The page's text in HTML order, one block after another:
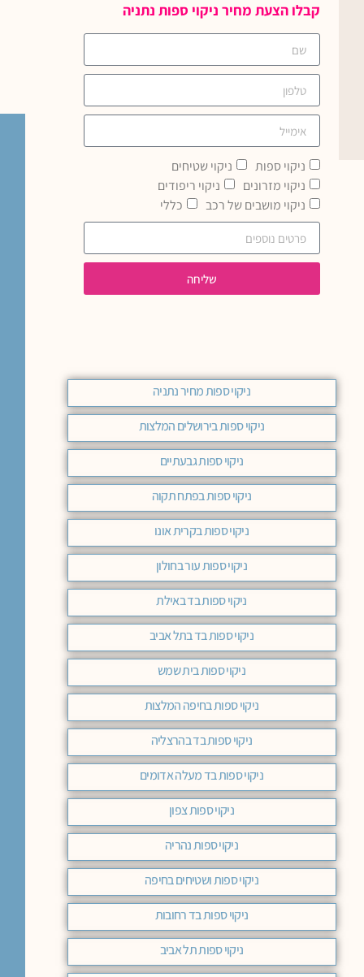
קבלו הצעת מחיר ניקוי ספות נתניה
ניקוי ספות
ניקוי שטיחים
ניקוי מזרונים
ניקוי ריפודים
ניקוי מושבים של רכב
כללי
שליחה
ניקוי ספות מחיר נתניה
ניקוי ספות בירושלים המלצות
ניקוי ספות גבעתיים
ניקוי ספות בפתח תקוה
ניקוי ספות בקרית אונו
ניקוי ספות עור בחולון
ניקוי ספות בד באילת
ניקוי ספות בד בתל אביב
ניקוי ספות בית שמש
ניקוי ספות בחיפה המלצות
ניקוי ספות בד בהרצליה
ניקוי ספות בד מעלה אדומים
ניקוי ספות צפון
ניקוי ספות נהריה
ניקוי ספות ושטיחים בחיפה
ניקוי ספות בד רחובות
ניקוי ספות תל אביב